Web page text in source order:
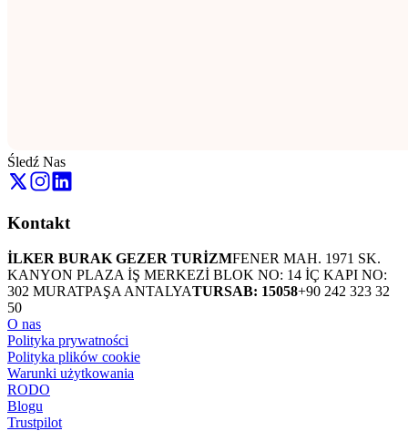
Śledź Nas
Kontakt
İLKER BURAK GEZER TURİZMFENER MAH. 1971 SK.
KANYON PLAZA İŞ MERKEZİ BLOK NO: 14 İÇ KAPI NO:
302 MURATPAŞA ANTALYATURSAB: 15058+90 242 323 32
50
O nas
Polityka prywatności
Polityka plików cookie
Warunki użytkowania
RODO
Blogu
Trustpilot